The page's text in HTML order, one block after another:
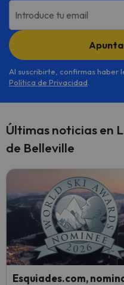
Introduce tu email
Al suscribirte, confirmas haber
Política de Privacidad
Últimas noticias en
de Belleville
Esquiades.com,